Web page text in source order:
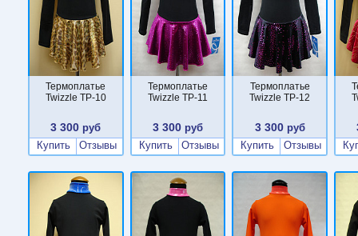
Термоплатье
Twizzle TP-10
3 300 руб
Купить
Отзывы
Термоплатье
Twizzle TP-11
3 300 руб
Купить
Отзывы
Термоплатье
Twizzle TP-12
3 300руб
Купить
Отзывы